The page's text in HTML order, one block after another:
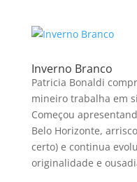
Inverno Branco
Patricia Bonaldi
mineiro trabalha em
Começou
Belo Horizonte,
certo) e continua
originalidade e